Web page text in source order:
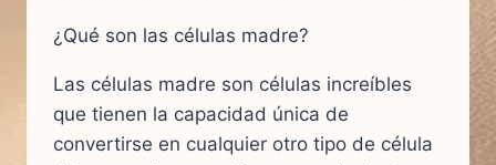
¿Qué son las células madre?
Las células madre son células increíbles
que tienen la capacidad única de
convertirse en cualquier otro tipo de célula